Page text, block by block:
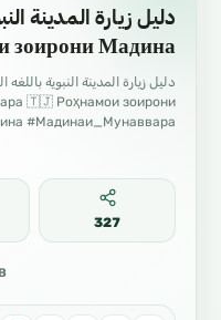
зоирони Мадина
🇹🇯 Роҳнамои зоирони
#Мадинаи_Мунаввара
327